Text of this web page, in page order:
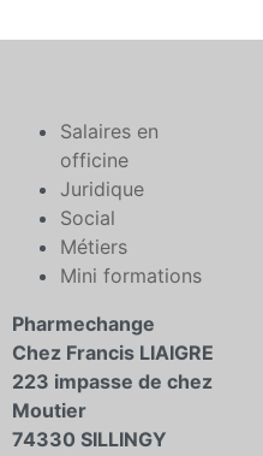
Salaires en
officine
Juridique
Social
Métiers
Mini formations
Pharmechange
Chez Francis LIAIGRE
223 impasse de chez
Moutier
74330 SILLINGY